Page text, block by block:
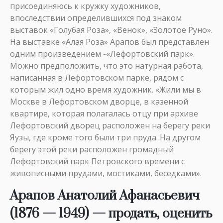
присоединяюсь к кружку художников,
впоследствии определившихся под знаком
выставок «Голубая Роза», «Венок», «Золотое Руно».
На выставке «Алая Роза» Арапов был представлен
одним произведением -«Лефортовский парк».
Можно предположить, что это натурная работа,
написанная в Лефортовском парке, рядом с
которым жил одно время художник. «Жили мы в
Москве в Лефортовском дворце, в казенной
квартире, которая полагалась отцу при архиве
Лефортовский дворец расположен на берегу реки
Яузы, где кроме того были три пруда. На другом
берегу этой реки расположен громадный
Лефортовский парк Петровского времени с
живописными прудами, мостиками, беседками».
Арапов Анатолий Афанасьевич
(1876 — 1949) — продать, оценить